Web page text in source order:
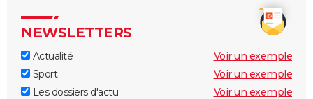
NEWSLETTERS
Actualité
Voir un exemple
Sport
Voir un exemple
Les dossiers d'actu
Voir un exemple